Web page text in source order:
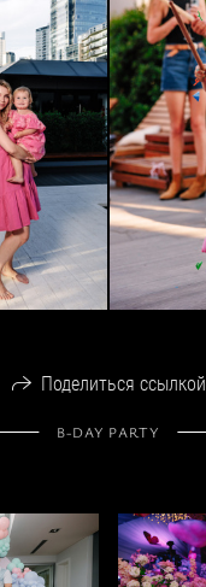
Поделиться ссылкой
B-DAY PARTY